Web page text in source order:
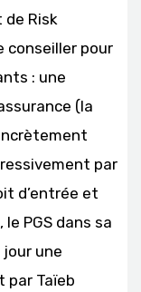
de Risk
conseiller pour
: une
(la
par
d’entrée et
PGS dans sa
jour une
par Taïeb